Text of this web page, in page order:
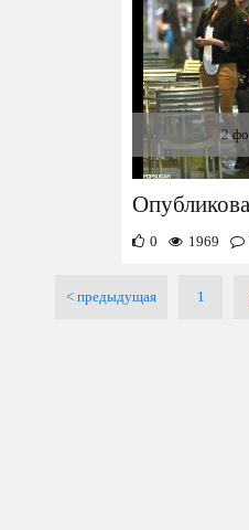
2
0 1969
< предыдущая 1